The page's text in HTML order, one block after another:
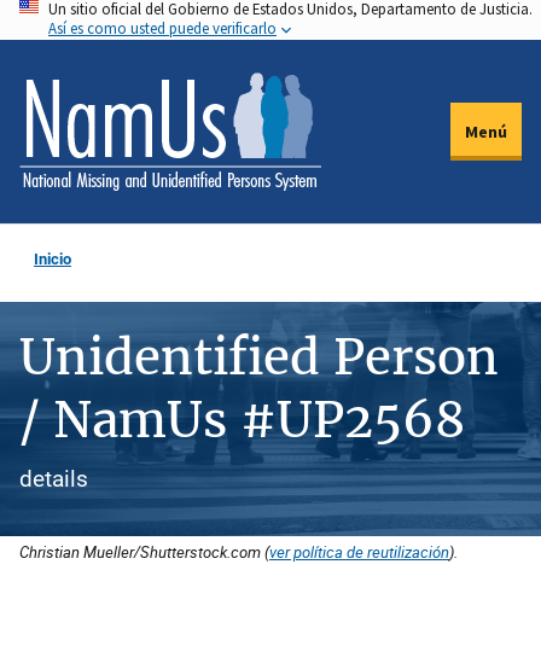
Pasar
al
contenido
principal
Un sitio oficial del Gobierno de Estados Unidos, Departamento de Justicia.
Así es como usted puede verificarlo
Menú
Inicio
Unidentified Person
/ NamUs #UP2568
details
Christian Mueller/Shutterstock.com (ver política de reutilización).